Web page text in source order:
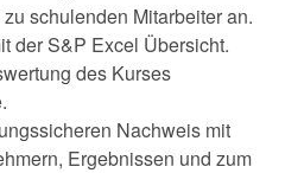
schulenden Mitarbeiter an.
der S&P Excel Übersicht.
des Kurses
Nachweis mit
Ergebnissen und zum